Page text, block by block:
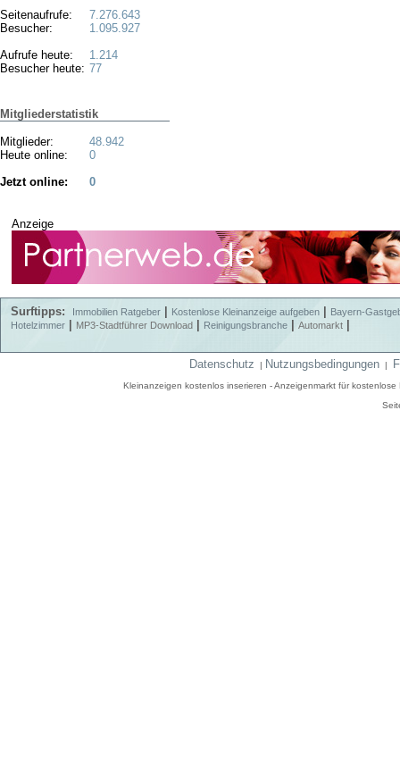
Seitenaufrufe:
Besucher:
Aufrufe heute:
Besucher heute:
7.276.643
1.095.927
1.214
77
Mitgliederstatistik
Mitglieder:
Heute online:
48.942
0
Jetzt online:
0
Anzeige
Surftipps: Immobilien Ratgeber Kostenlose Kleinanzeige aufgeben
Bayern-
Hotelzimmer
MP3-Stadtführer Download Reinigungsbranche Automarkt
Datenschutz | Nutzungsbedingungen |
Kleinanzeigen kostenlos inserieren - Anzeigenmarkt für